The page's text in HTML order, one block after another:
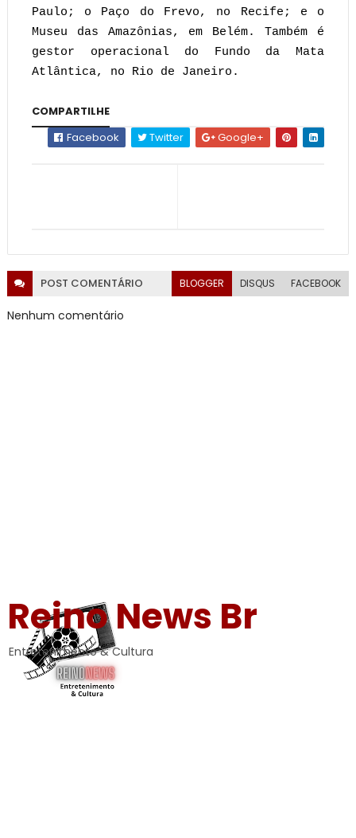
Paulo; o Paço do Frevo, no Recife; e o
Museu das Amazônias, em Belém. Também é
gestor operacional do Fundo da Mata
Atlântica, no Rio de Janeiro.
COMPARTILHE
Facebook
Twitter Google+
POST COMENTÁRIO BLOGGER DISQUS FACEBOOK
Nenhum comentário
Reino News Br
Entretenimento & Cultura